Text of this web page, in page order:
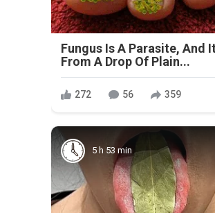
Fungus Is A Parasite, And
From A Drop Of Plain...
272 56 359
5 h 53 min